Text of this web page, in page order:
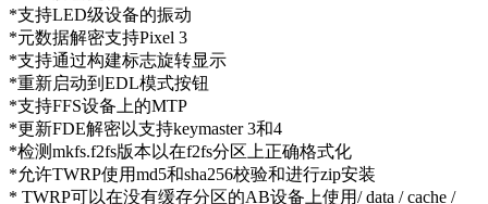
*支持LED级设备的振动
*元数据解密支持Pixel 3
*支持通过构建标志旋转显示
*重新启动到EDL模式按钮
*支持FFS设备上的MTP
*更新FDE解密以支持keymaster 3和4
*检测mkfs.f2fs版本以在f2fs分区上正确格式化
*允许TWRP使用md5和sha256校验和进行zip安装
* TWRP可以在没有缓存分区的AB设备上使用/ data / cache /